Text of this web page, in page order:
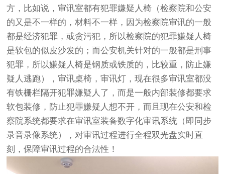
方，比如说，审讯室都有犯罪嫌疑人椅（检察院和公安
的又是不一样的，材料不一样，因为检察院审讯的一般
都是经济犯罪，或贪污犯，所以检察院的犯罪嫌疑人椅
是软包的似皮沙发的；而公安机关针对的一般都是刑事
犯罪，所以嫌疑人椅是钢质或铁质的，比较重，防止嫌
疑人逃跑），审讯桌椅，审讯灯，现在很多审讯室都没
有铁栅栏隔开犯罪嫌疑人了，而是一般内部装修都要求
软包装修，防止犯罪嫌疑人想不开，而且现在公安和检
察院系统都要求在审讯室装备数字化审讯系统（即同步
录音录像系统），对审讯过程进行全程双光盘实时直
刻，保障审讯过程的合法性！